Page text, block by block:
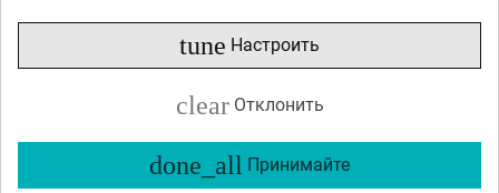
tune Настроить
clear Отклонить
done_all Принимайте